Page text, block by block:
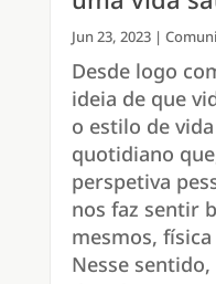
Jun 23, 2023|
Desde logo
ideia de que
o estilo de
quotidiano
perspetiva
nos faz sentir
mesmos,
Nesse